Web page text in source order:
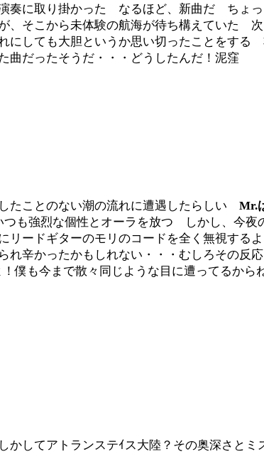
奏に取り掛かった なるほど、新曲だ ちょ
そこから未体験の航海が待ち構えていた
にしても大胆というか思い切ったことをす
曲だったそうだ・・・どうしたんだ！泥窪
たことのない潮の流れに遭遇したらしい Mr.
つも強烈な個性とオーラを放つ しかし、今
リードギターのモリのコードを全く無視する
れ辛かったかもしれない・・・むしろその反
僕も今まで散々同じような目に遭ってるから
かしてアトランステｲス大陸？その奥深さと